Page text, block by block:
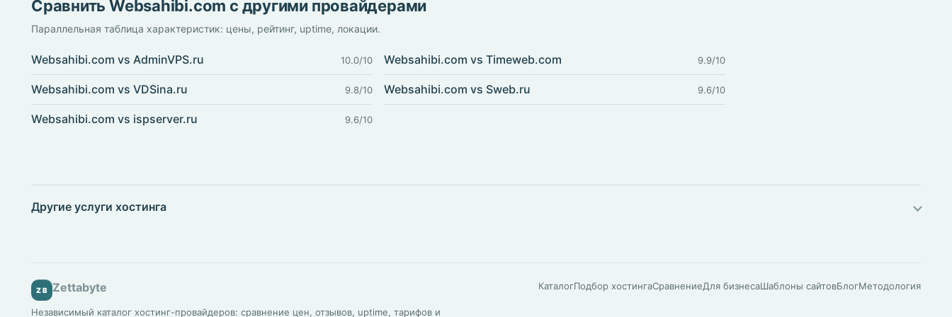
Сравнить Websahibi.com с другими провайдерами
Параллельная таблица характеристик: цены, рейтинг, uptime, локации.
Websahibi.com vs AdminVPS.ru 10.0/10 Websahibi.com vs Timeweb.com 9.9/10
Websahibi.com vs VDSina.ru 9.8/10 Websahibi.com vs Sweb.ru 9.6/10
Websahibi.com vs ispserver.ru 9.6/10
Другие услуги хостинга
ZB Zettabyte
Независимый каталог хостинг-провайдеров: сравнение цен, отзывов, uptime, тарифов и
КаталогПодбор хостингаСравнениеДля бизнесаШаблоны сайтовБлогМетодология